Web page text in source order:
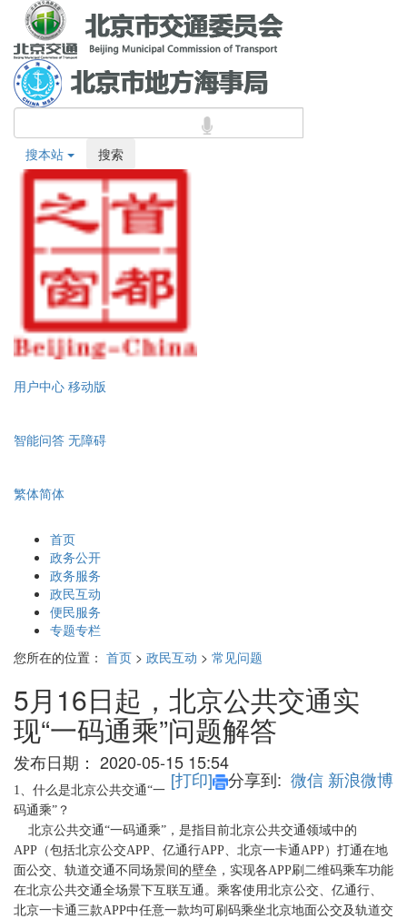
搜本站 搜索
用户中心 移动版
智能问答 无障碍
繁体简体
首页
政务公开
政务服务
政民互动
便民服务
专题专栏
您所在的位置： 首页 > 政民互动 > 常见问题
5月16日起，北京公共交通实
现“一码通乘”问题解答
发布日期： 2020-05-15 15:54
[打印] 分享到: 微信 新浪微博
1、什么是北京公共交通“一
码通乘”？
北京公共交通“一码通乘”，是指目前北京公共交通领域中的
APP（包括北京公交APP、亿通行APP、北京一卡通APP）打通在地
面公交、轨道交通不同场景间的壁垒，实现各APP刷二维码乘车功能
在北京公共交通全场景下互联互通。乘客使用北京公交、亿通行、
北京一卡通三款APP中任意一款均可刷码乘坐北京地面公交及轨道交